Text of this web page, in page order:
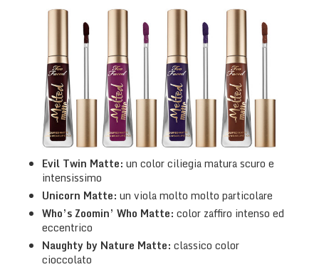
Evil Twin Matte: un color ciliegia matura scuro e
intensissimo
Unicorn Matte: un viola molto molto particolare
Who’s Zoomin’ Who Matte: color zaffiro intenso ed
eccentrico
Naughty by Nature Matte: classico color
cioccolato